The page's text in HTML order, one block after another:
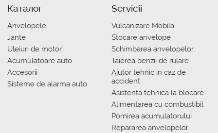
Каталог
Anvelopele
Jante
Uleiuri de motor
Acumulatoare auto
Accesorii
Sisteme de alarma auto
Servicii
Vulcanizare Mobila
Stocare anvelope
Schimbarea anvelopelor
Taierea benzii de rulare
Ajutor tehnic in caz de
accident
Asistenta tehnica la blocare
Alimentarea cu combustibil
Pornirea acumulatorului
Repararea anvelopelor